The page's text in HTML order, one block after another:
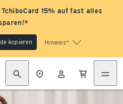
15% auf fast alles
kopieren Hinweis*